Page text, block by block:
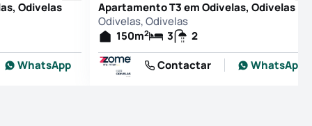
Odivelas
WhatsApp
Apartamento T3 em Odivelas, Odivelas
Odivelas, Odivelas
150m2 3
2
Contactar
WhatsApp